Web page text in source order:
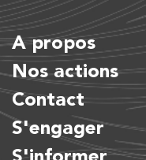
A propos
Nos actions
Contact
S'engager